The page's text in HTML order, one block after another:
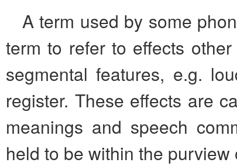
A term used by some
term to refer to effects
segmental features, e.g.
register. These effects are
meanings and speech
held to be within the purview